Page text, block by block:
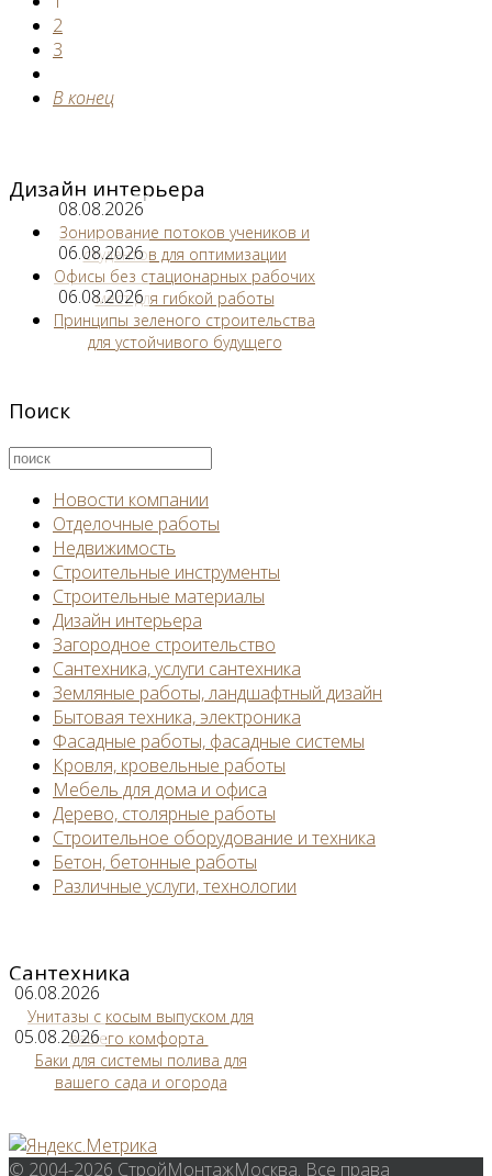
2
3
В конец
Дизайн интерьера
08.08.2026
Зонирование потоков учеников и
студентов для оптимизации
06.08.2026
Офисы без стационарных рабочих
мест для гибкой работы
06.08.2026
Принципы зеленого строительства
для устойчивого будущего
Поиск
Новости компании
Отделочные работы
Недвижимость
Строительные инструменты
Строительные материалы
Дизайн интерьера
Загородное строительство
Сантехника, услуги сантехника
Земляные работы, ландшафтный дизайн
Бытовая техника, электроника
Фасадные работы, фасадные системы
Кровля, кровельные работы
Мебель для дома и офиса
Дерево, столярные работы
Строительное оборудование и техника
Бетон, бетонные работы
Различные услуги, технологии
Сантехника
06.08.2026
Унитазы с косым выпуском для
вашего комфорта
05.08.2026
Баки для системы полива для
вашего сада и огорода
© 2004-2026 СтройМонтажМосква. Все права